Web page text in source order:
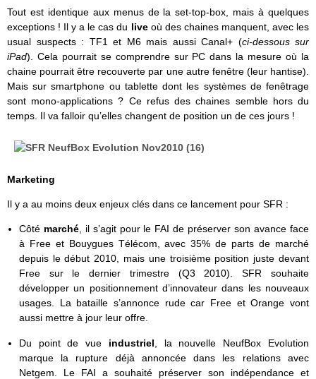
Tout est identique aux menus de la set-top-box, mais à quelques
exceptions ! Il y a le cas du live où des chaines manquent, avec les
usual suspects : TF1 et M6 mais aussi Canal+ (ci-dessous sur
iPad). Cela pourrait se comprendre sur PC dans la mesure où la
chaine pourrait être recouverte par une autre fenêtre (leur hantise).
Mais sur smartphone ou tablette dont les systèmes de fenêtrage
sont mono-applications ? Ce refus des chaines semble hors du
temps. Il va falloir qu’elles changent de position un de ces jours !
Marketing
Il y a au moins deux enjeux clés dans ce lancement pour SFR :
Côté marché, il s’agit pour le FAI de préserver son avance face
à Free et Bouygues Télécom, avec 35% de parts de marché
depuis le début 2010, mais une troisième position juste devant
Free sur le dernier trimestre (Q3 2010). SFR souhaite
développer un positionnement d’innovateur dans les nouveaux
usages. La bataille s’annonce rude car Free et Orange vont
aussi mettre à jour leur offre.
Du point de vue industriel , la nouvelle NeufBox Evolution
marque la rupture déjà annoncée dans les relations avec
Netgem. Le FAI a souhaité préserver son indépendance et